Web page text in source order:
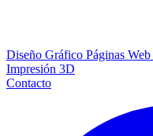
Diseño Gráfico Páginas Web
Impresión 3D
Contacto